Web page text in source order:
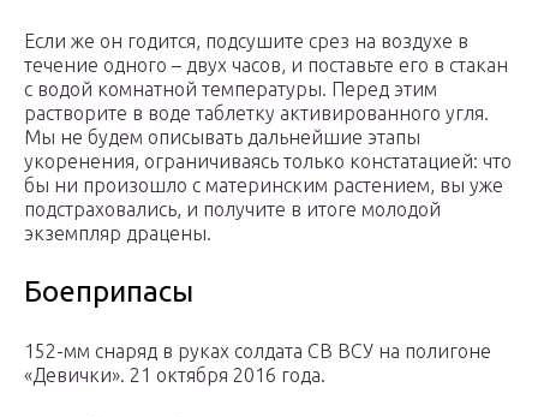
Если же он годится, подсушите срез на воздухе в
течение одного – двух часов, и поставьте его в стакан
с водой комнатной температуры. Перед этим
растворите в воде таблетку активированного угля.
Мы не будем описывать дальнейшие этапы
укоренения, ограничиваясь только констатацией: что
бы ни произошло с материнским растением, вы уже
подстраховались, и получите в итоге молодой
экземпляр драцены.
Боеприпасы
152-мм снаряд в руках солдата СВ ВСУ на полигоне
«Девички». 21 октября 2016 года.